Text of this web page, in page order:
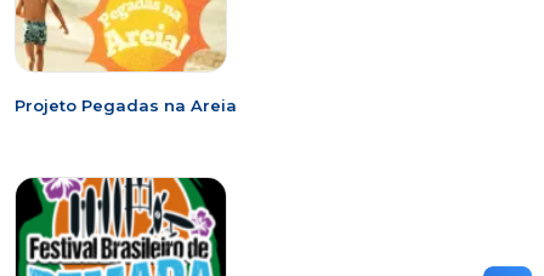
Projeto Pegadas na Areia